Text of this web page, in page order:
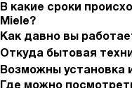
В какие сроки
Miele?
Как давно вы
Откуда бытовая
Возможны установка
Где можно